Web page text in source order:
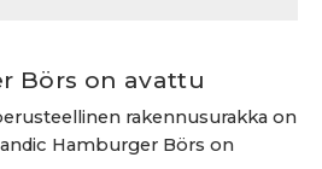
Börs on avattu
rakennusurakka on
Hamburger Börs on